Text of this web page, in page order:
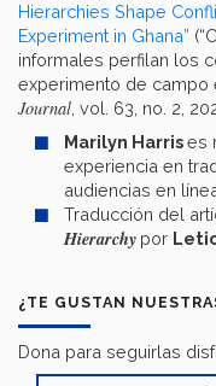
Hierarchies Shape
Experiment in Ghana”
informales perfilan los
experimento de campo
Journal , vol. 63, no. 2,
Marilyn Harrises
experiencia en
audiencias en
Traducción del
Hierarchy por
¿TE GUSTAN
Dona para seguirlas